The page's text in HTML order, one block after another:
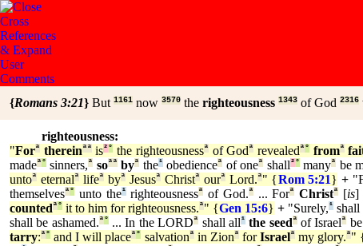
{Romans 3:21} But 1161 now 3570 the righteousness 1343 of God 2316
righteousness:
"Forª thereinªª is²° the righteousnessª of Godª revealedª° fromª
madeª° sinners,ª soªªbyª the¹obedienceª of oneª shall²°manyª be
untoª eternalª lifeª byª Jesusª Christª ourª Lord.ª" {Rom 5:21} +
themselvesª° unto the¹righteousnessª of God.ª... Forª Christª [is]
countedª° it to him for righteousness.ª" {Gen 15:6} + "Surely,¹ shall
shall be ashamed.ª°... In the LORDª shall all¹ the seedªof Israelª
tarry:ª° and I will placeª° salvationª in Zionª forIsraelª my glory.ª"